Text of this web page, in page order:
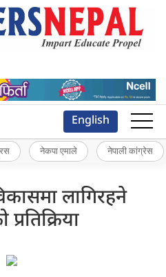
English
नेकपा एमाले नेपाली कांग्रेस
लागिरहने